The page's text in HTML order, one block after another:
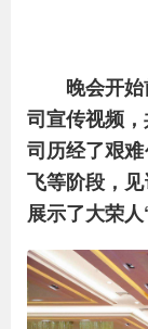
晚会开
司宣传视频
司历经了艰
飞等阶段，
展示了大荣